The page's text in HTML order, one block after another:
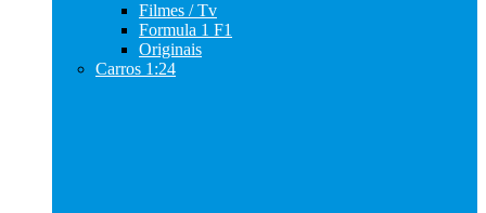
Filmes / Tv
Formula 1 F1
Originais
Carros 1:24